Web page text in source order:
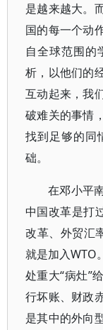
是越来越大。
国的每一个动
自全球范围的
析，以他们的
互动起来，我
破难关的事情
找到足够的同
础。
在邓小平
中国改革是打
改革、外贸汇
就是加入WTO
处重大“病灶”
行坏账、财政
是其中的外向